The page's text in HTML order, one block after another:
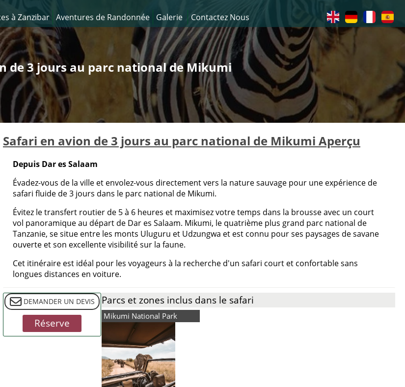
à Zanzibar Aventures de Randonnée Galerie Contactez Nous
de 3 jours au parc national de Mikumi
Safari en avion de 3 jours au parc national de Mikumi Aperçu
Depuis Dar es Salaam
Évadez-vous de la ville et envolez-vous directement vers la nature sauvage pour une expérience de
safari fluide de 3 jours dans le parc national de Mikumi.
Évitez le transfert routier de 5 à 6 heures et maximisez votre temps dans la brousse avec un court
vol panoramique au départ de Dar es Salaam. Mikumi, le quatrième plus grand parc national de
Tanzanie, se situe entre les monts Uluguru et Udzungwa et est connu pour ses paysages de savane
ouverte et son excellente visibilité sur la faune.
Cet itinéraire est idéal pour les voyageurs à la recherche d'un safari court et confortable sans
longues distances en voiture.
DEMANDER UN DEVIS
Réserve
Parcs et zones inclus dans le safari
Mikumi National Park